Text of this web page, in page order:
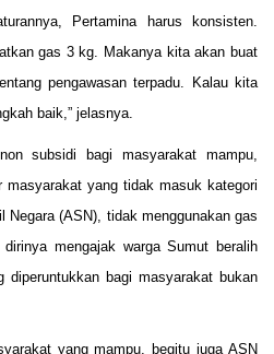
Pertamina harus konsisten.
gas 3 kg. Makanya kita akan buat
pengawasan terpadu. Kalau kita
baik,” jelasnya.
subsidi bagi masyarakat mampu,
masyarakat yang tidak masuk kategori
Negara (ASN), tidak menggunakan gas
mengajak warga Sumut beralih
diperuntukkan bagi masyarakat bukan
yang mampu, begitu juga ASN